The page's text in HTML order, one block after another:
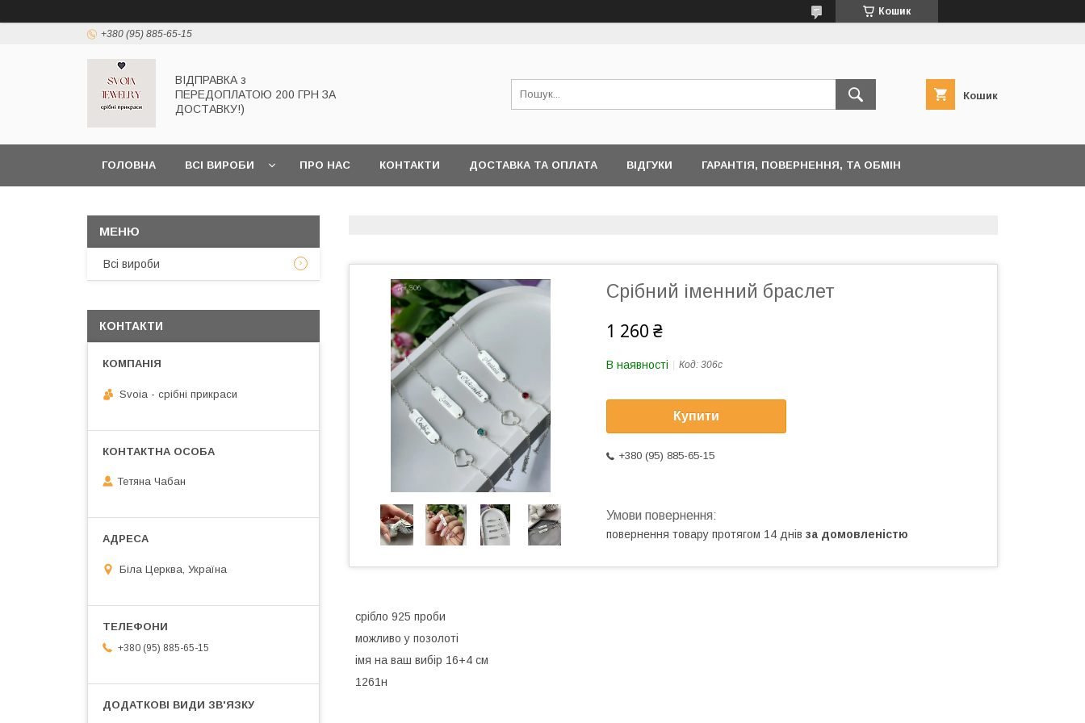
Кошик
+380 (95) 885-65-15
ВІДПРАВКА з
ПЕРЕДОПЛАТОЮ 200 ГРН ЗА
ДОСТАВКУ!)
Кошик
ГОЛОВНА ВСІ ВИРОБИ ПРО НАС КОНТАКТИ ДОСТАВКА ТА ОПЛАТА ВІДГУКИ ГАРАНТІЯ, ПОВЕРНЕННЯ, ТА ОБМІН
Срібний іменний браслет
1 260 ₴
В наявності Код: 306с
Купити
+380 (95) 885-65-15
повернення товару протягом 14 днів за домовленістю
срібло 925 проби
можливо у позолоті
імя на ваш вибір 16+4 см
1261н
Всі вироби
КОНТАКТИ
Svoia - срібні прикраси
Тетяна Чабан
Біла Церква, Україна
+380 (95) 885-65-15